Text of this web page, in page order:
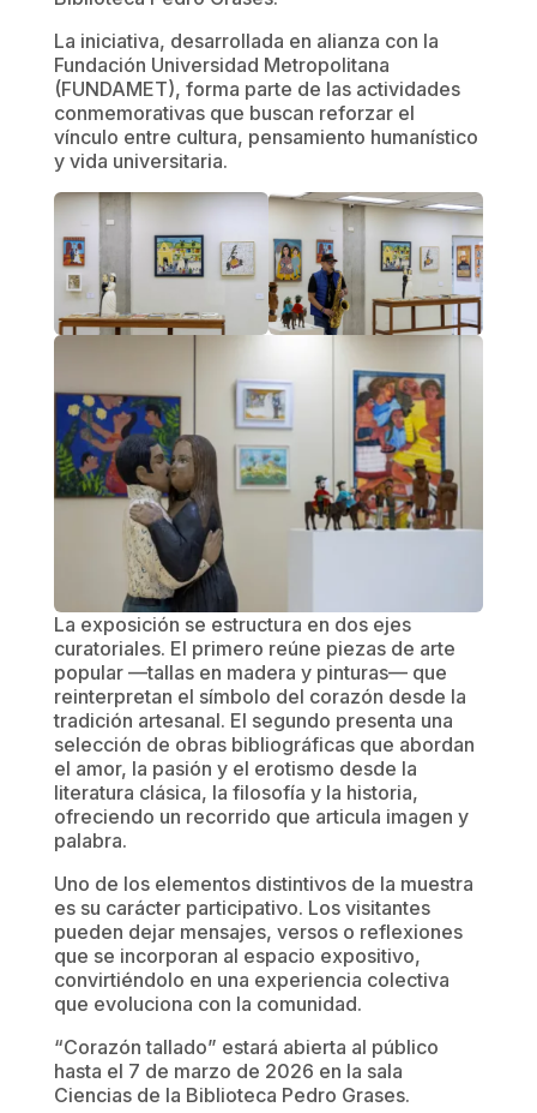
La iniciativa, desarrollada en alianza con la
Fundación Universidad Metropolitana
(FUNDAMET), forma parte de las actividades
conmemorativas que buscan reforzar el
vínculo entre cultura, pensamiento humanístico
y vida universitaria.
La exposición se estructura en dos ejes
curatoriales. El primero reúne piezas de arte
popular —tallas en madera y pinturas— que
reinterpretan el símbolo del corazón desde la
tradición artesanal. El segundo presenta una
selección de obras bibliográficas que abordan
el amor, la pasión y el erotismo desde la
literatura clásica, la filosofía y la historia,
ofreciendo un recorrido que articula imagen y
palabra.
Uno de los elementos distintivos de la muestra
es su carácter participativo. Los visitantes
pueden dejar mensajes, versos o reflexiones
que se incorporan al espacio expositivo,
convirtiéndolo en una experiencia colectiva
que evoluciona con la comunidad.
“Corazón tallado” estará abierta al público
hasta el 7 de marzo de 2026 en la sala
Ciencias de la Biblioteca Pedro Grases.